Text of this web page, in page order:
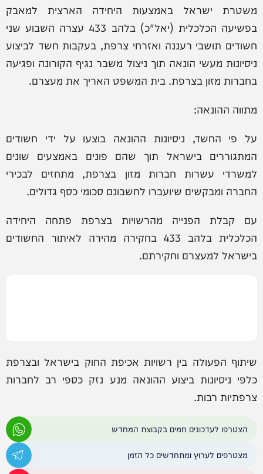
משטרת ישראל באמצעות היחידה הארצית למאבק
בפשיעה הכלכלית (יאל"כ) בלהב 433 עצרה השבוע שני
חשודים תושבי רעננה ואזרחי צרפת, בעקבות חשד לביצוע
ניסיונות מעשי הונאה תוך ניצול משבר נגיף הקורונה ופגיעה
בחברות מזון בצרפת. בית המשפט האריך את מעצרם.
מתווה ההונאה:
על פי החשד, ניסיונות ההונאה בוצעו על ידי חשודים
המתגוררים בישראל תוך שהם פונים באמצעים שונים
למשרדי עשרות חברות מזון בצרפת, מתחזים לבכירי
החברה ומבקשים שיועברו לחשבונם סכומי כסף גדולים.
עם קבלת הפנייה מהרשויות בצרפת פתחה היחידה
הכלכלית בלהב 433 בחקירה מהירה לאיתור החשודים
בישראל למעצרם וחקירתם.
שיתוף הפעולה בין רשויות אכיפת החוק בישראל ובצרפת
כלפי ניסיונות ביצוע ההונאה מנע נזק כספי רב לחברות
צרפתיות רבות.
הצטרפו לעדכונים חמים בקבוצת המחדש
מצטרפים לערוץ ומתחדשים כל הזמן